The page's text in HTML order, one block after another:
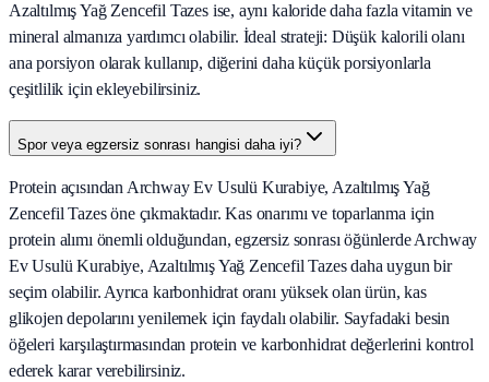
Azaltılmış Yağ Zencefil Tazes ise, aynı kaloride daha fazla vitamin ve
mineral almanıza yardımcı olabilir. İdeal strateji: Düşük kalorili olanı
ana porsiyon olarak kullanıp, diğerini daha küçük porsiyonlarla
çeşitlilik için ekleyebilirsiniz.
Spor veya egzersiz sonrası hangisi daha iyi?
Protein açısından Archway Ev Usulü Kurabiye, Azaltılmış Yağ
Zencefil Tazes öne çıkmaktadır. Kas onarımı ve toparlanma için
protein alımı önemli olduğundan, egzersiz sonrası öğünlerde Archway
Ev Usulü Kurabiye, Azaltılmış Yağ Zencefil Tazes daha uygun bir
seçim olabilir. Ayrıca karbonhidrat oranı yüksek olan ürün, kas
glikojen depolarını yenilemek için faydalı olabilir. Sayfadaki besin
öğeleri karşılaştırmasından protein ve karbonhidrat değerlerini kontrol
ederek karar verebilirsiniz.